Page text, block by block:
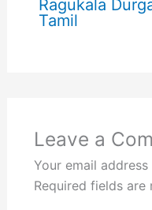
Ragukala
Tamil
Leave a
Your email
Required fields are